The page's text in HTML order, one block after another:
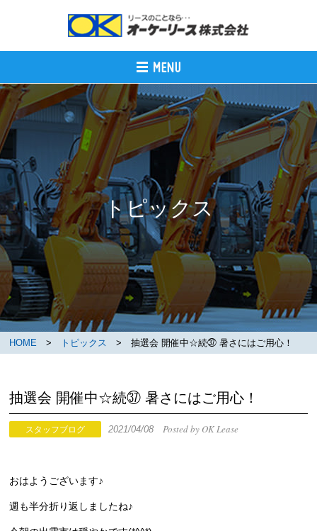
トピックス
HOME > トピックス > 抽選会 開催中☆続㊲ 暑さにはご用心！
抽選会 開催中☆続㊲ 暑さにはご用心！
スタッフブログ 2021/04/08Posted by OK Lease
おはようございます♪
週も半分折り返しましたね♪